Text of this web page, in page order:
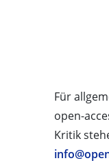
Für
open-
Kritik